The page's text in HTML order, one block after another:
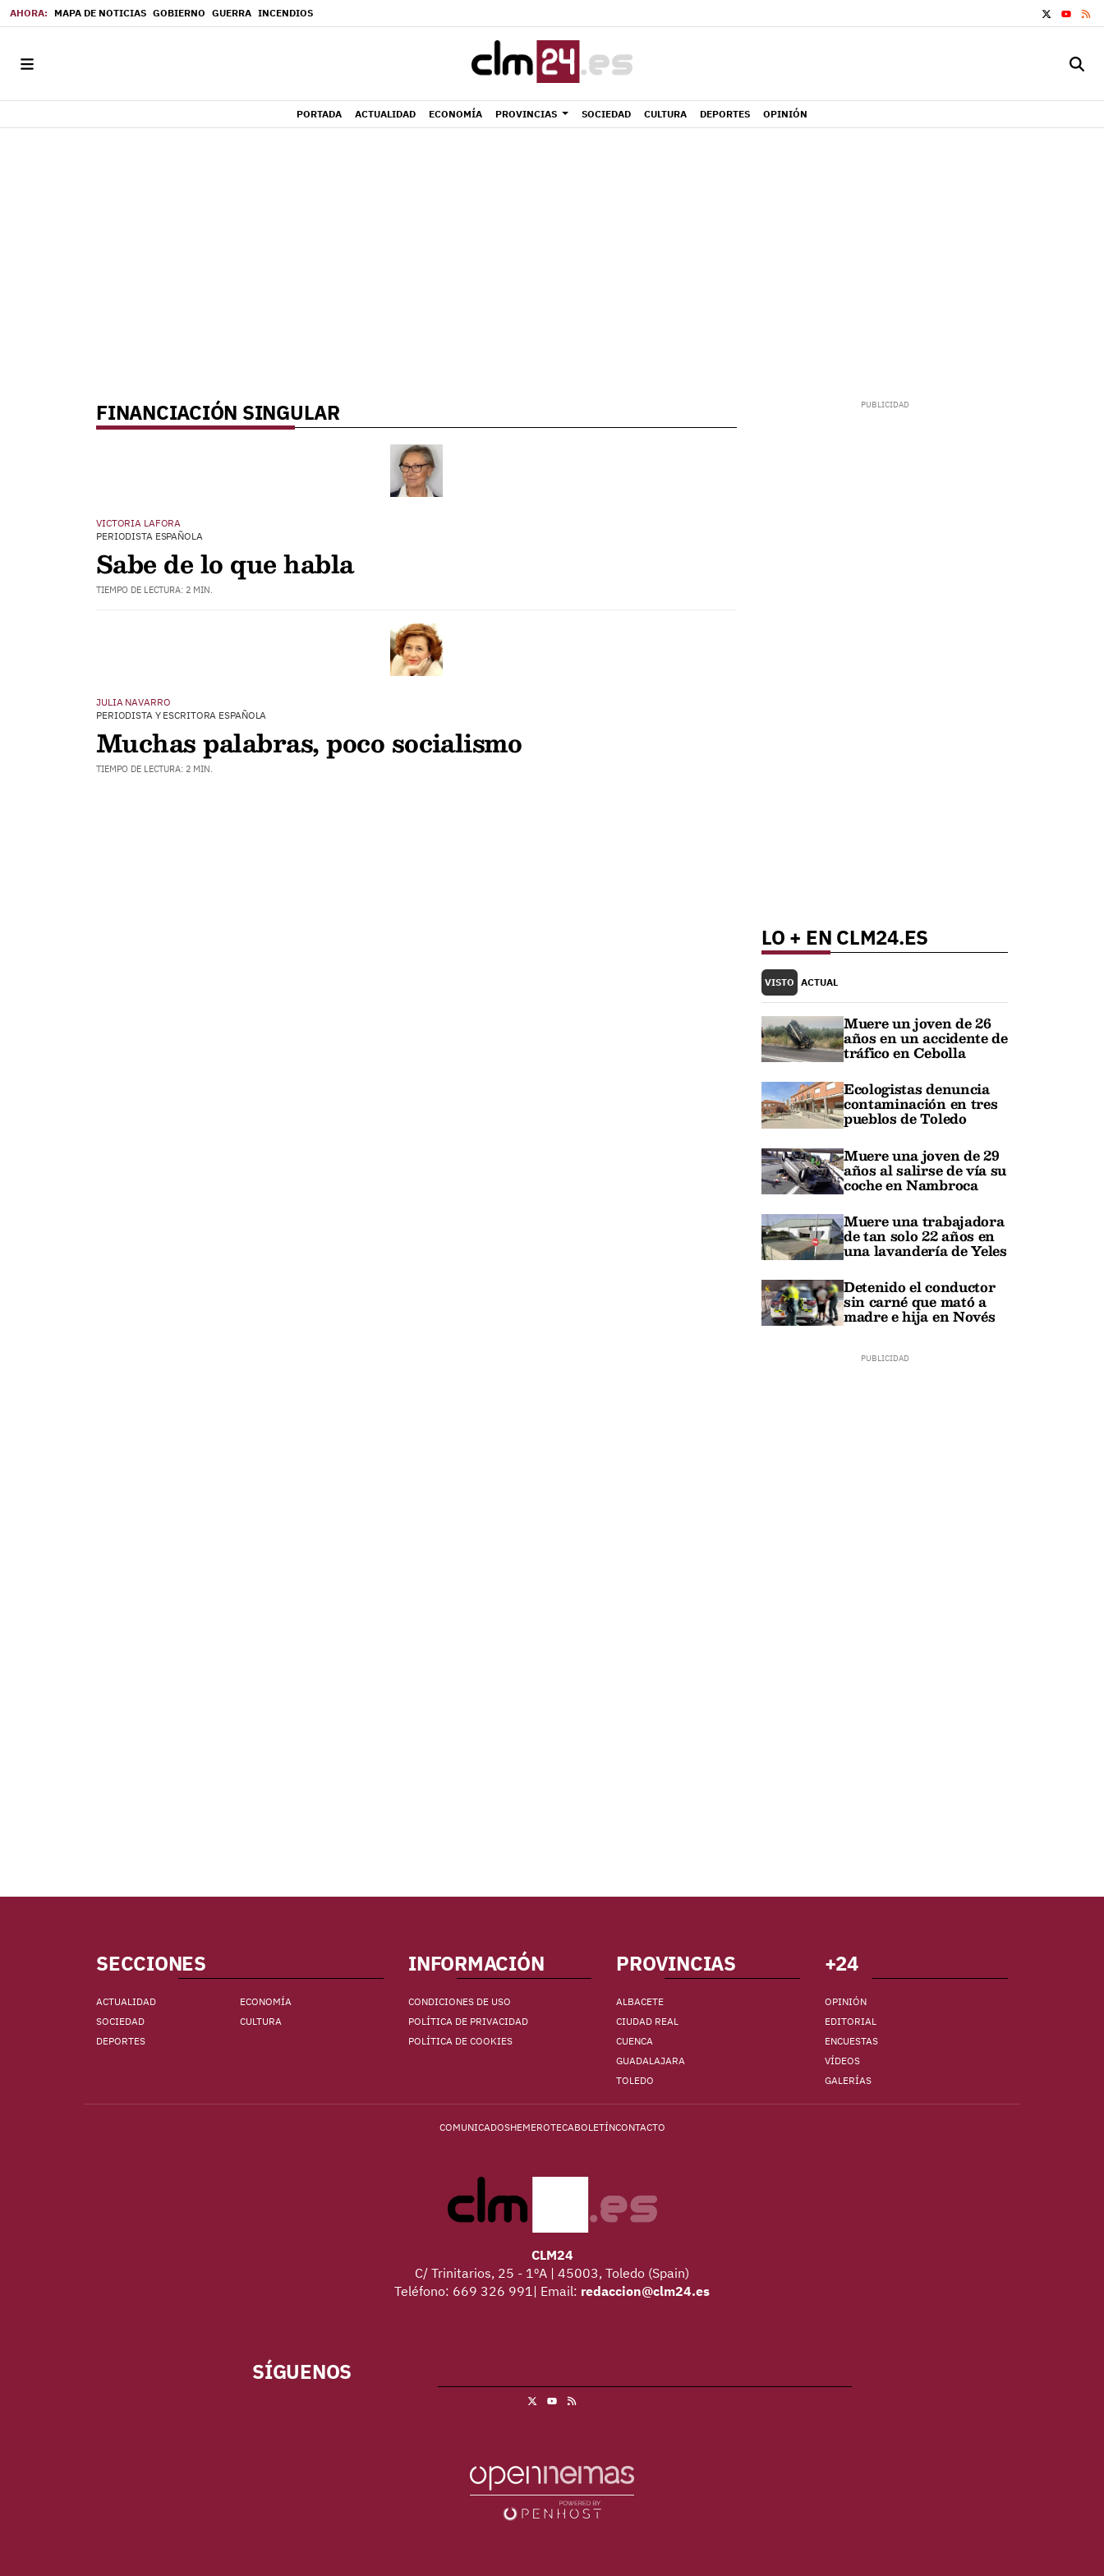
MAPA DE NOTICIAS GOBIERNO GUERRA INCENDIOS
YOUTUBE
PORTADA ACTUALIDAD ECONOMÍA PROVINCIAS SOCIEDAD CULTURA DEPORTES OPINIÓN
FINANCIACIÓN SINGULAR
VICTORIA LAFORA
PERIODISTA ESPAÑOLA
Sabe de lo que habla
TIEMPO DE LECTURA: 2 MIN.
JULIA NAVARRO
PERIODISTA Y ESCRITORA ESPAÑOLA
Muchas palabras, poco socialismo
TIEMPO DE LECTURA: 2 MIN.
LO + EN CLM24.ES
VISTO ACTUAL
Muere un joven de 26
años en un accidente de
tráfico en Cebolla
Ecologistas denuncia
contaminación en tres
pueblos de Toledo
Muere una joven de 29
años al salirse de vía su
coche en Nambroca
Muere una trabajadora
de tan solo 22 años en
una lavandería de Yeles
Detenido el conductor
sin carné que mató a
madre e hija en Novés
SECCIONES
ACTUALIDAD
ECONOMÍA
SOCIEDAD
CULTURA
DEPORTES
INFORMACIÓN
CONDICIONES DE USO
POLÍTICA DE PRIVACIDAD
POLÍTICA DE COOKIES
PROVINCIAS
ALBACETE
CIUDAD REAL
CUENCA
GUADALAJARA
TOLEDO
+24
OPINIÓN
EDITORIAL
ENCUESTAS
VÍDEOS
GALERÍAS
COMUNICADOSHEMEROTECABOLETÍNCONTACTO
CLM24
C/ Trinitarios, 25 - 1ºA | 45003, Toledo (Spain)
Teléfono: 669 326 991| Email: redaccion@clm24.es
SÍGUENOS